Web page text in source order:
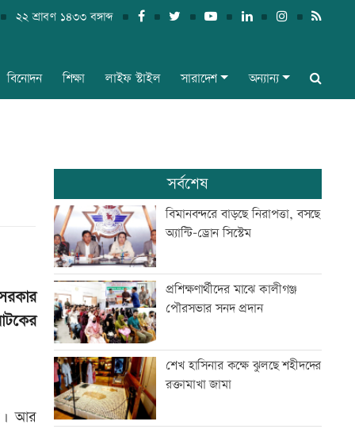
২২ শ্রাবণ ১৪৩৩ বঙ্গাব্দ
বিনোদন শিক্ষা লাইফ স্টাইল সারাদেশ অন্যান্য
আর
সর্বশেষ
বিমানবন্দরে বাড়ছে নিরাপত্তা, বসছে
অ্যান্টি-ড্রোন সিস্টেম
প্রশিক্ষণার্থীদের মাঝে কালীগঞ্জ
পৌরসভার সনদ প্রদান
শেখ হাসিনার কক্ষে ঝুলছে শহীদদের
রক্তামাখা জামা